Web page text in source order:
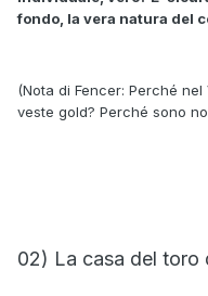
fondo, la vera natura del
(Nota di Fencer: Perché
veste gold? Perché sono
02) La casa del toro